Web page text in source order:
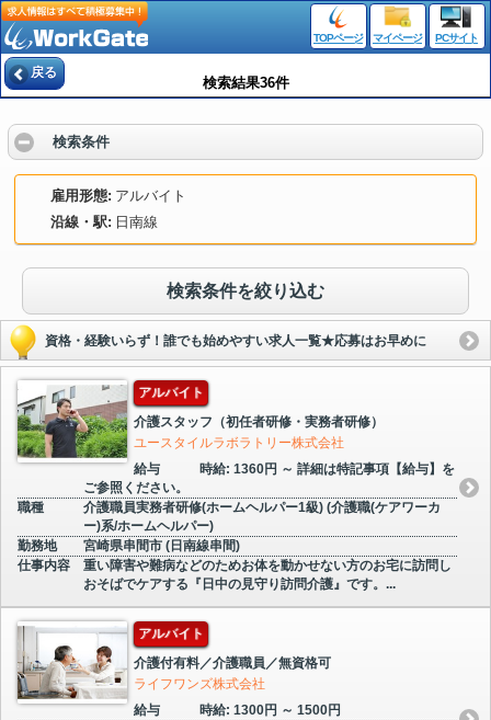
TOPページ マイページ PCサイト
戻る
検索結果36件
検索条件
雇用形態 アルバイト
沿線・駅
日南線
検索条件を絞り込む
資格・経験いらず！誰でも始めやすい求人一覧★応募はお早めに
アルバイト
介護スタッフ（初任者研修・実務者研修）
ユースタイルラボラトリー株式会社
給与
時給: 1360円 ～ 詳細は特記事項【給与】を
ご参照ください。
職種
介護職員実務者研修(ホームヘルパー1級) (介護職(ケアワーカ
ー)系/ホームヘルパー)
勤務地
宮崎県串間市 (日南線串間)
仕事内容
重い障害や難病などのためお体を動かせない方のお宅に訪問し
おそばでケアする『日中の見守り訪問介護』です。...
アルバイト
介護付有料／介護職員／無資格可
ライフワンズ株式会社
給与
時給: 1300円 ～ 1500円